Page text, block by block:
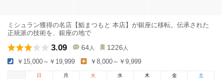
ミシュラン獲得の名店【鮨まつもと 本店】が銀座に移転。伝承された
正統派の技術を、銀座の地で
3.09 64 人 1226 人
￥15,000～￥19,999 ￥8,000～￥9,999
日
月 火 水 木 金 土